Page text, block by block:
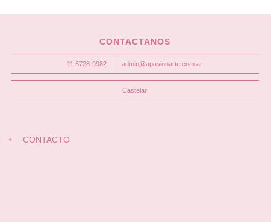
CONTACTANOS
11 6728-9982 admin@apasionarte.com.ar
Castelar
CONTACTO